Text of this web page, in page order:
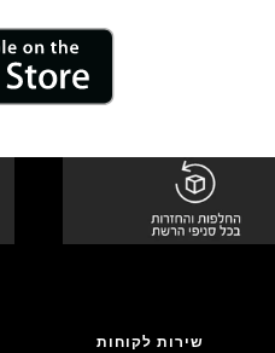
שירות לקוחות